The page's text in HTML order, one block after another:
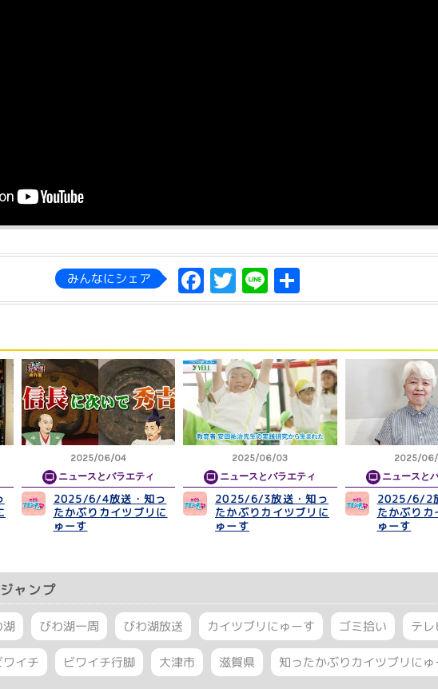
みんなにシェア Facebook
Twitter
Line
有
ニュースとバラエティ
2025/06/04
2025/6/4放送・知っ
たかぶりカイツブリに
ゅーす
ニュースとバラエティ
2025/06/03
2025/6/3放送・知っ
たかぶりカイツブリに
ゅーす
ニュースと
2025/
2025/6/2
たかぶりカ
ゅーす
ャンプ
びわ湖一周 びわ湖放送 カイツブリにゅーす ゴミ拾い テレ
ワイチ ビワイチ行脚 大津市 滋賀県 知ったかぶりカイツブリにゅ